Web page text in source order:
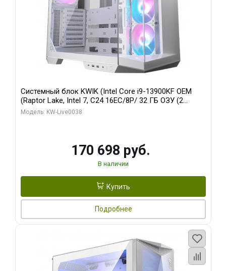
Системный блок KWIK (Intel Core i9-13900KF OEM
(Raptor Lake, Intel 7, C24 16EC/8P/ 32 ГБ ОЗУ (2
модуля)/ Gigabyte RX9070XT GAMING OC 16GB GDDR6
Модель: KW-Live0038
170 698 руб.
В наличии
Купить
Подробнее